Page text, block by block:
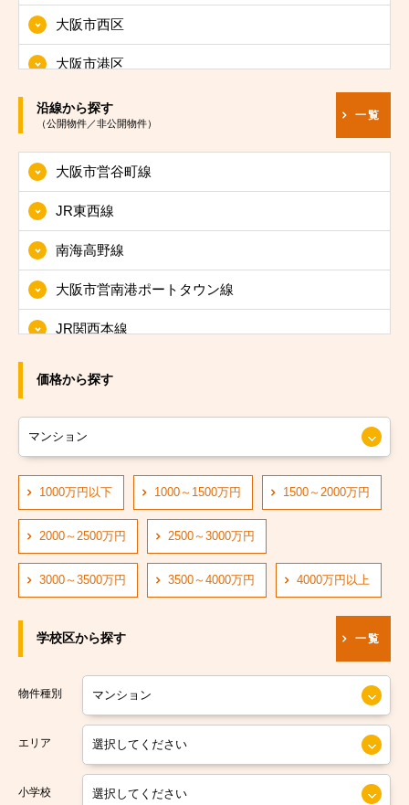
大阪市西区
大阪市港区
大阪市大正区
大阪市浪速区
大阪市西淀川区
大阪市東淀川区
大阪市東成区
大阪市生野区
大阪市旭区
大阪市城東区
大阪市阿倍野区
大阪市住吉区
大阪市東住吉区
大阪市西成区
大阪市住之江区
大阪市平野区
大阪市北区
沿線から探す
（公開物件／非公開物件）
一覧
大阪市営谷町線
JR東西線
南海高野線
大阪市営南港ポートタウン線
JR関西本線
大阪市営長堀鶴見緑地線
大阪市営四つ橋線
阪神なんば線
阪急神戸線
阪堺電軌阪堺線
大阪市営今里筋線
大阪市営堺筋線
南海本線
南海汐見橋線
価格から探す
1000万円以下 1000～1500万円 1500～2000万円
2000～2500万円 2500～3000万円
3000～3500万円 3500～4000万円 4000万円以上
学校区から探す 一覧
物件種別
エリア
小学校